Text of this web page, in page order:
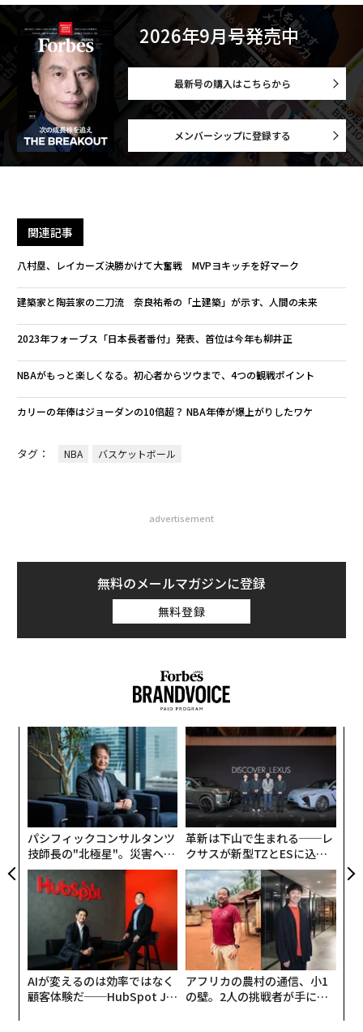
2026年9月号発売中
最新号の購入はこちらから
メンバーシップに登録する
関連記事
八村塁、レイカーズ決勝かけて大奮戦 MVPヨキッチを好マーク
建築家と陶芸家の二刀流 奈良祐希の「土建築」が示す、人間の未来
2023年フォーブス「日本長者番付」発表、首位は今年も柳井正
NBAがもっと楽しくなる。初心者からツウまで、4つの観戦ポイント
カリーの年俸はジョーダンの10倍超？ NBA年俸が爆上がりしたワケ
タグ： NBA バスケットボール
advertisement
無料のメールマガジンに登録
無料登録
パシフィックコンサルタンツ
技師長の"北極星"。災害への
無力感を乗り越え見つけた、
防災一筋20年の答え
革新は下山で生まれる──レ
クサスが新型TZとESに込め
た「DISCOVER」の哲学
AIが変えるのは効率ではなく
顧客体験だ──HubSpot Ja
アフリカの農村の通信、小1
の壁。2人の挑戦者が手にし